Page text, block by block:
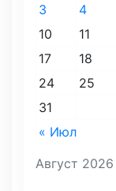
Август 2026
« Июл
3
4
10
11
17
18
24
25
31